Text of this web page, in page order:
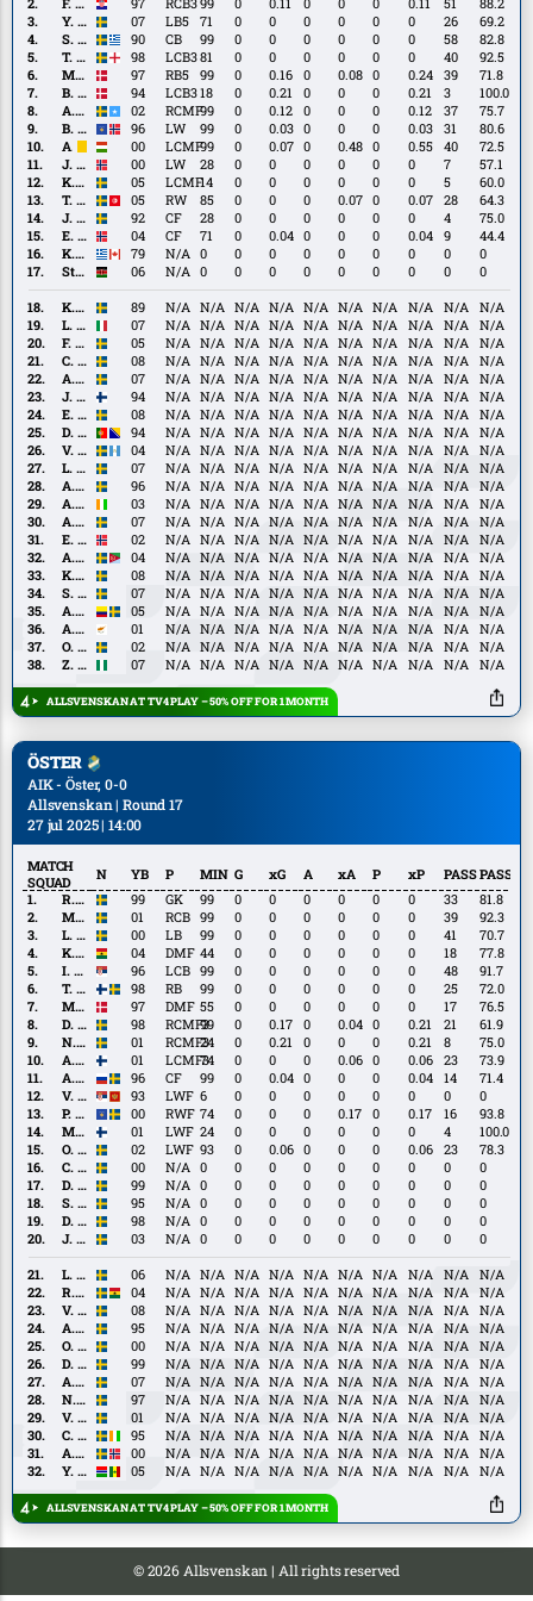
Benković
Y.
Geiger
Y. Geiger 07 LB5 71 0 0 0 0 0 0 26
69.2
S.
Papagiannopoulos
S. Papagiannopoulos 90 CB 99 0 0 0 0 0 0 58
82.8
T.
Isherwood
T. Isherwood 98 LCB381 0 0 0 0 0 0 40
92.5
M.
Thychosen
M. Thychosen 97 RB5 99 0 0.16 0 0.08 0 0.24 39
71.8
B.
Tiedemann
Hansen
B. Tiedemann Hansen 94 LCB318 0 0.21 0 0 0 0.21 3
100.0
A.
Ali
A. Ali 02 RCMF99 0 0.12 0 0 0 0.12 37
75.7
B.
Celina
B. Celina 96 LW 99 0 0.03 0 0 0 0.03 31
80.6
A.
Csongvai
A. Csongvai 00 LCMF99 0 0.07 0 0.48 0 0.55 40
72.5
J.
Hove
J. Hove 00 LW 28 0 0 0 0 0 0 7
57.1
K.
Karlsson
K. Karlsson 05 LCMF14 0 0 0 0 0 0 5
60.0
T.
Ayari
T. Ayari 05 RW 85 0 0 0 0.07 0 0.07 28
64.3
J.
Guidetti
J. Guidetti 92 CF 28 0 0 0 0 0 0 4
75.0
E.
Flataker
E. Flataker 04 CF 71 0 0.04 0 0 0 0.04 9
44.4
K.
Stamatopoulos
K. Stamatopoulos 79 N/A 0 0 0 0 0 0 0 0
0
Stanley
Wilson
Stanley Wilson 06 N/A 0 0 0 0 0 0 0 0
0
K.
Nordfeldt
K. Nordfeldt 89 N/A N/A N/A N/A N/A N/A N/A N/A N/A
N/A
L.
Camara
L. Camara 07 N/A N/A N/A N/A N/A N/A N/A N/A N/A
N/A
F.
Nissen
F. Nissen 05 N/A N/A N/A N/A N/A N/A N/A N/A N/A
N/A
C.
Pavey
C. Pavey 08 N/A N/A N/A N/A N/A N/A N/A N/A N/A
N/A
A.
Tinde
Teribe
A. Tinde Teribe 07 N/A N/A N/A N/A N/A N/A N/A N/A N/A
N/A
J.
Uronen
J. Uronen 94 N/A N/A N/A N/A N/A N/A N/A N/A N/A
N/A
E.
Laan
E. Laan 08 N/A N/A N/A N/A N/A N/A N/A N/A N/A
N/A
D.
Beširović
D. Beširović 94 N/A N/A N/A N/A N/A N/A N/A N/A N/A
N/A
V.
Andersson
V. Andersson 04 N/A N/A N/A N/A N/A N/A N/A N/A N/A
N/A
L.
Järeteg
L. Järeteg 07 N/A N/A N/A N/A N/A N/A N/A N/A N/A
N/A
A.
Salétros
A. Salétros 96 N/A N/A N/A N/A N/A N/A N/A N/A N/A
N/A
A.
Kouame
A. Kouame 03 N/A N/A N/A N/A N/A N/A N/A N/A N/A
N/A
A.
Redkin
A. Redkin 07 N/A N/A N/A N/A N/A N/A N/A N/A N/A
N/A
E.
Edh
E. Edh 02 N/A N/A N/A N/A N/A N/A N/A N/A N/A
N/A
A.
Fesshaie
A. Fesshaie 04 N/A N/A N/A N/A N/A N/A N/A N/A N/A
N/A
K.
Filling
K. Filling 08 N/A N/A N/A N/A N/A N/A N/A N/A N/A
N/A
S.
Gustafsson
S. Gustafsson 07 N/A N/A N/A N/A N/A N/A N/A N/A N/A
N/A
A.
Helm
A. Helm 05 N/A N/A N/A N/A N/A N/A N/A N/A N/A
N/A
A.
Kakoullis
A. Kakoullis 01 N/A N/A N/A N/A N/A N/A N/A N/A N/A
N/A
O.
Uddenäs
O. Uddenäs 02 N/A N/A N/A N/A N/A N/A N/A N/A N/A
N/A
Z. Z. Yohanna 07 N/A N/A N/A N/A N/A N/A N/A N/A N/A N/A
ALLSVENSKAN AT TV4 PLAY – 50% OFF FOR 1 MONTH
ÖSTER
AIK - Öster, 0-0
Allsvenskan | Round 17
27 jul 2025 | 14:00
MATCH
SQUAD
N YB P MIN G xG A xA P xP PASSPASS%
R.
Wallinder
R. Wallinder 99 GK 99 0 0 0 0 0 0 33
81.8
M.
Adolfsson
M. Adolfsson 01 RCB 99 0 0 0 0 0 0 39
92.3
L.
Bergquist
L. Bergquist 00 LB 99 0 0 0 0 0 0 41
70.7
K.
Gyamfi
K. Gyamfi 04 DMF 44 0 0 0 0 0 0 18
77.8
I.
Kričak
I. Kričak 96 LCB 99 0 0 0 0 0 0 48
91.7
T.
Varmanen
T. Varmanen 98 RB 99 0 0 0 0 0 0 25
72.0
M.
Christensen
M. Christensen 97 DMF 55 0 0 0 0 0 0 17
76.5
D.
Ljung
D. Ljung 98 RCMF3
99 0 0.17 0 0.04 0 0.21 21
61.9
N.
Söderberg
N. Söderberg 01 RCMF3
24 0 0.21 0 0 0 0.21 8
75.0
A.
Suhonen
A. Suhonen 01 LCMF3
74 0 0 0 0.06 0 0.06 23
73.9
A.
Aliev
A. Aliev 96 CF 99 0 0.04 0 0 0 0.04 14
71.4
V.
Rodić
V. Rodić 93 LWF 6 0 0 0 0 0 0 0
0
P.
Sejdiu
P. Sejdiu 00 RWF 74 0 0 0 0.17 0 0.17 16
93.8
M.
Tamminen
M. Tamminen 01 LWF 24 0 0 0 0 0 0 4
100.0
O.
Uddenäs
O. Uddenäs 02 LWF 93 0 0.06 0 0 0 0.06 23
78.3
C.
Lundahl
Persson
C. Lundahl Persson 00 N/A 0 0 0 0 0 0 0 0
0
D.
Olsson
D. Olsson 99 N/A 0 0 0 0 0 0 0 0
0
S.
Starke
Hedlund
S. Starke Hedlund 95 N/A 0 0 0 0 0 0 0 0
0
D.
Ask
D. Ask 98 N/A 0 0 0 0 0 0 0 0
0
J.
Voelkerling
Persson
J. Voelkerling Persson 03 N/A 0 0 0 0 0 0 0 0
0
L.
Pihlblad
L. Pihlblad 06 N/A N/A N/A N/A N/A N/A N/A N/A N/A
N/A
R.
Adjei
R. Adjei 04 N/A N/A N/A N/A N/A N/A N/A N/A N/A
N/A
V.
Lind
V. Lind 08 N/A N/A N/A N/A N/A N/A N/A N/A N/A
N/A
A.
Lindahl
A. Lindahl 95 N/A N/A N/A N/A N/A N/A N/A N/A N/A
N/A
O.
Gabrielsson
O. Gabrielsson 00 N/A N/A N/A N/A N/A N/A N/A N/A N/A
N/A
D.
Seger
D. Seger 99 N/A N/A N/A N/A N/A N/A N/A N/A N/A
N/A
A.
Shakir
A. Shakir 07 N/A N/A N/A N/A N/A N/A N/A N/A N/A
N/A
N.
Söderberg
N. Söderberg 97 N/A N/A N/A N/A N/A N/A N/A N/A N/A
N/A
V.
George
Poppler
V. George Poppler 01 N/A N/A N/A N/A N/A N/A N/A N/A N/A
N/A
C.
Kouakou
C. Kouakou 95 N/A N/A N/A N/A N/A N/A N/A N/A N/A
N/A
A.
Mörfelt
A. Mörfelt 00 N/A N/A N/A N/A N/A N/A N/A N/A N/A
N/A
Y. Y. Sanyang 05 N/A N/A N/A N/A N/A N/A N/A N/A N/A N/A
ALLSVENSKAN AT TV4 PLAY – 50% OFF FOR 1 MONTH
© 2026Allsvenskan | All rights reserved